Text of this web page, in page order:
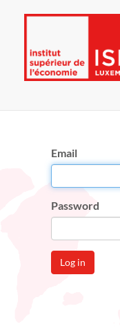
Email
Password
Log in